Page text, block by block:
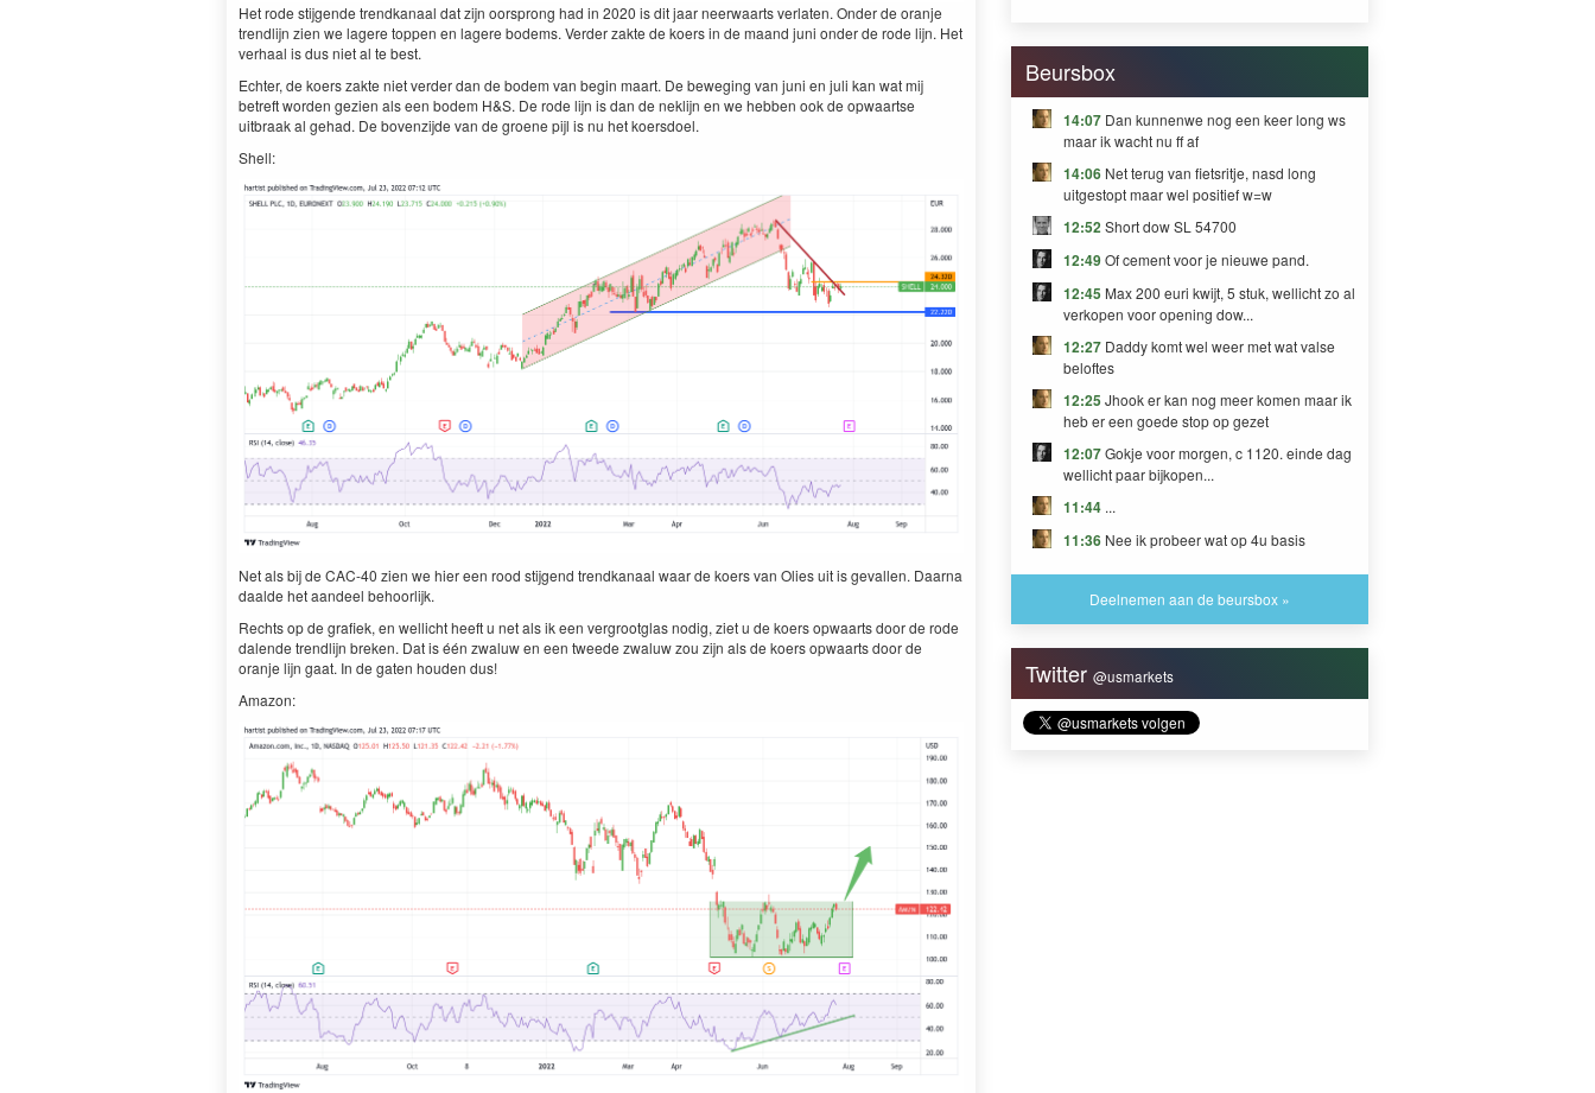
Het rode stijgende trendkanaal dat zijn oorsprong had in 2020 is dit jaar neerwaarts verlaten. Onder de oranje
trendlijn zien we lagere toppen en lagere bodems. Verder zakte de koers in de maand juni onder de rode lijn. Het
verhaal is dus niet al te best.
Echter, de koers zakte niet verder dan de bodem van begin maart. De beweging van juni en juli kan wat mij
betreft worden gezien als een bodem H&S. De rode lijn is dan de neklijn en we hebben ook de opwaartse
uitbraak al gehad. De bovenzijde van de groene pijl is nu het koersdoel.
Shell:
Net als bij de CAC-40 zien we hier een rood stijgend trendkanaal waar de koers van Olies uit is gevallen. Daarna
daalde het aandeel behoorlijk.
Rechts op de grafiek, en wellicht heeft u net als ik een vergrootglas nodig, ziet u de koers opwaarts door de rode
dalende trendlijn breken. Dat is één zwaluw en een tweede zwaluw zou zijn als de koers opwaarts door de
oranje lijn gaat. In de gaten houden dus!
Amazon:
Beursbox
14:07 Dan kunnenwe nog een keer long ws
maar ik wacht nu ff af
14:06 Net terug van fietsritje, nasd long
uitgestopt maar wel positief w=w
12:52Short dow SL 54700
12:49Of cement voor je nieuwe pand.
12:45 Max 200 euri kwijt, 5 stuk, wellicht zo al
verkopen voor opening dow...
12:27 Daddy komt wel weer met wat valse
beloftes
12:25 Jhook er kan nog meer komen maar ik
heb er een goede stop op gezet
12:07Gokje voor morgen, c 1120. einde dag
wellicht paar bijkopen...
11:44 ...
11:36 Nee ik probeer wat op 4u basis
Deelnemen aan de beursbox »
Twitter@usmarkets